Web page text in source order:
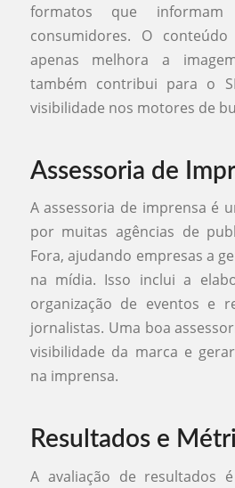
formatos que
consumidores. O
apenas melhora a
também contribui para o
visibilidade nos motores de
Assessoria de
A assessoria de imprensa é
por muitas agências de
Fora, ajudando empresas a
na mídia. Isso inclui a
organização de eventos e
jornalistas. Uma boa
visibilidade da marca e
na imprensa.
Resultados e
A avaliação de resultados